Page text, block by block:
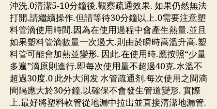
沖洗.0清潔5-10分鐘後.觀察疏通效果. 如果仍然無法
打開.請繼續操作.但請等待30分鐘以上.0需要注意塑
料管滴使用時間.因為在使用過程中會產生熱量.並且
如果塑料管滴數量一次過大.則由於瞬時高溫升高.塑
料管可能會加熱並變形. 因此.在使用時.應按照“少量
多遍”滴原則進行.即每次使用量不超過40克.水溫不
超過30度.0 此外大润发 水管疏通剂.每次使用之間滴
間隔應大於30分鐘.以確保不會發生管道變形. 實際
上.最好將塑料軟管從地漏中拉出並直接清潔地漏管.